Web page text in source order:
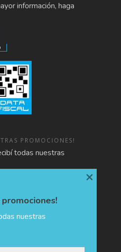
información, haga
PROMOCIONES!
todas nuestras
nuestras
×